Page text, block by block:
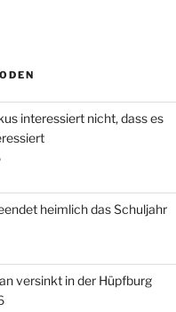
interessiert nicht, dass es
heimlich das Schuljahr
versinkt in der Hüpfburg